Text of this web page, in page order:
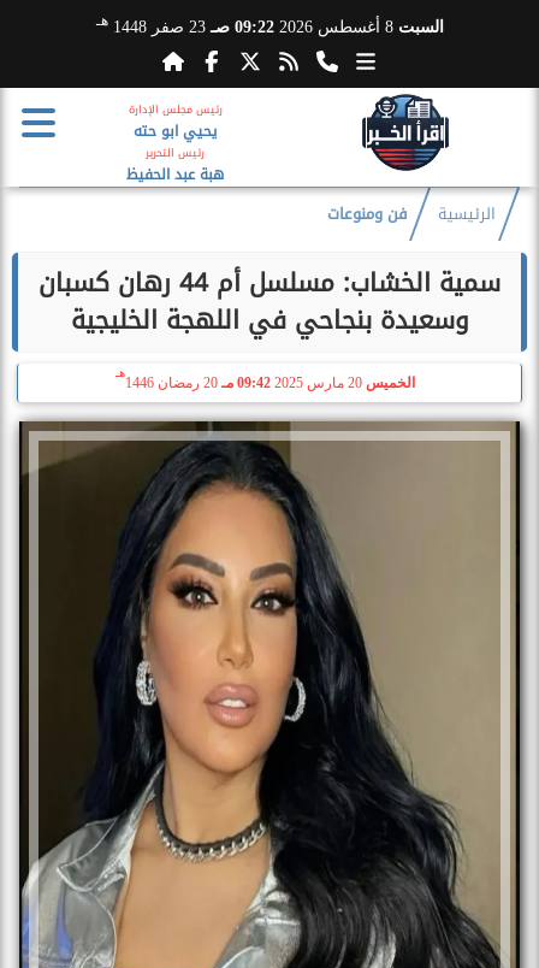
السبت 8 أغسطس 2026 09:22 صـ 23 صفر 1448 هـ
رئيس مجلس الإدارة
يحيي ابو حته
رئيس التحرير
هبة عبد الحفيظ
الرئيسية فن ومنوعات
سمية الخشاب: مسلسل أم 44 رهان كسبان
وسعيدة بنجاحي في اللهجة الخليجية
الخميس 20 مارس 2025 09:42 مـ 20 رمضان 1446
هـ